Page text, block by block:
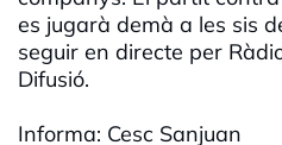
es jugarà demà a les sis
seguir en directe per
Difusió.
Informa: Cesc Sanjuan